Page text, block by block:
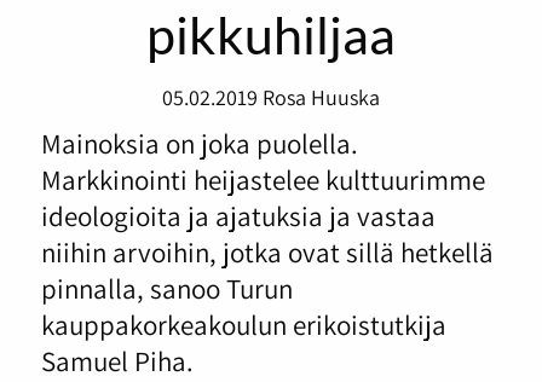
pikkuhiljaa
05.02.2019 Rosa Huuska
Mainoksia on joka puolella.
Markkinointi heijastelee kulttuurimme
ideologioita ja ajatuksia ja vastaa
niihin arvoihin, jotka ovat sillä hetkellä
pinnalla, sanoo Turun
kauppakorkeakoulun erikoistutkija
Samuel Piha.